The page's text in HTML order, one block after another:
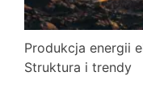
Produkcja energii
Struktura i trendy